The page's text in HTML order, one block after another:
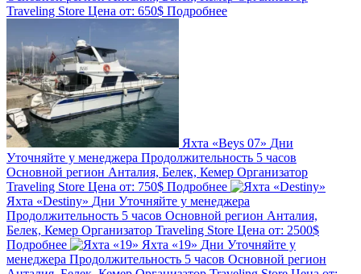
Traveling Store Цена от: 650$ Подробнее
Яхта «Beys 07» Дни
Уточняйте у менеджера Продолжительность 5 часов
Основной регион Анталия, Белек, Кемер Организатор
Traveling Store Цена от: 750$ Подробнее
Яхта «Destiny» Дни Уточняйте у менеджера
Продолжительность 5 часов Основной регион Анталия,
Белек, Кемер Организатор Traveling Store Цена от: 2500$
Подробнее
Яхта «19» Дни Уточняйте у
менеджера Продолжительность 5 часов Основной регион